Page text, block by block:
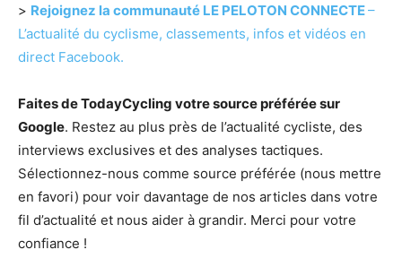
> Rejoignez la communauté LE PELOTON CONNECTE–
L’actualité du cyclisme, classements, infos et vidéos en
direct Facebook.
Faites de TodayCycling votre source préférée sur
Google. Restez au plus près de l’actualité cycliste, des
interviews exclusives et des analyses tactiques.
Sélectionnez-nous comme source préférée (nous mettre
en favori) pour voir davantage de nos articles dans votre
fil d’actualité et nous aider à grandir. Merci pour votre
confiance !